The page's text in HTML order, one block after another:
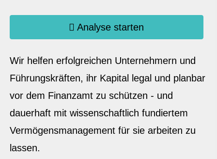
Analyse starten
Wir helfen erfolgreichen Unternehmern und
Führungskräften, ihr Kapital legal und planbar
vor dem Finanzamt zu schützen - und
dauerhaft mit wissenschaftlich fundiertem
Vermögensmanagement für sie arbeiten zu
lassen.